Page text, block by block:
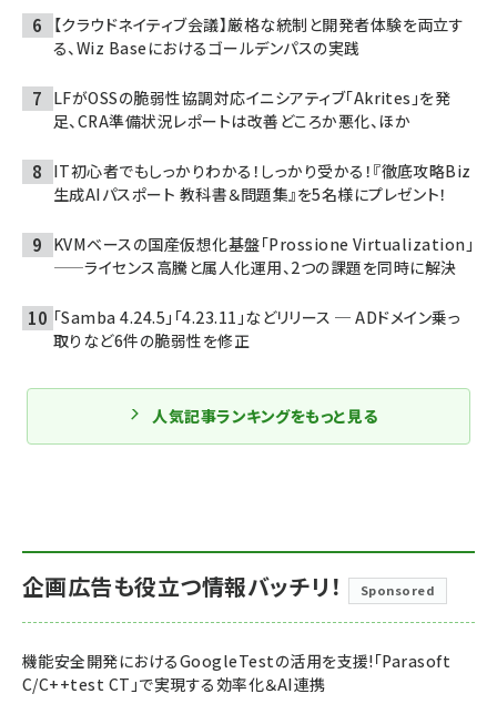
【クラウドネイティブ会議】厳格な統制と開発者体験を両立す
る、Wiz Baseにおけるゴールデンパスの実践
LFがOSSの脆弱性協調対応イニシアティブ「Akrites」を発
足、CRA準備状況レポートは改善どころか悪化、ほか
IT初心者でもしっかりわかる！しっかり受かる！『徹底攻略Biz
生成AIパスポート 教科書＆問題集』を5名様にプレゼント！
KVMベースの国産仮想化基盤「Prossione Virtualization」
——ライセンス高騰と属人化運用、2つの課題を同時に解決
「Samba 4.24.5」「4.23.11」などリリース ─ ADドメイン乗っ
取りなど6件の脆弱性を修正
人気記事ランキングをもっと見る
企画広告も役立つ情報バッチリ！ Sponsored
機能安全開発におけるGoogleTestの活用を支援!「Parasoft
C/C++test CT」で実現する効率化＆AI連携